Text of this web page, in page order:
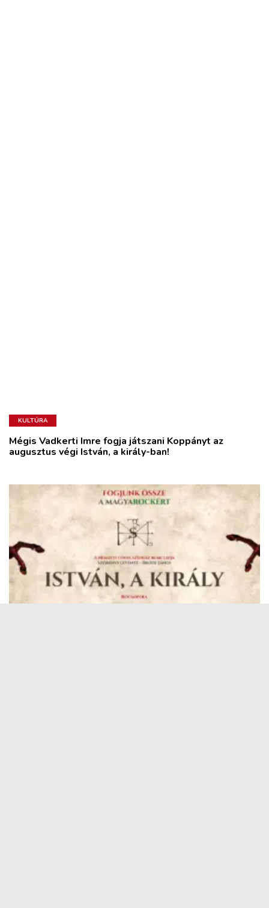
KULTÚRA
Mégis Vadkerti Imre fogja játszani Koppányt az
augusztus végi István, a király-ban!